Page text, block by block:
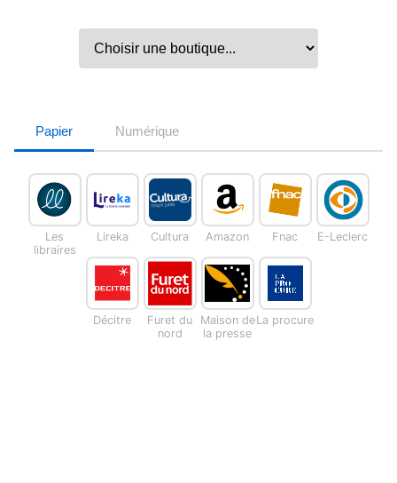
Papier Numérique
Les
libraires
Lireka Cultura Amazon Fnac E-Leclerc
Décitre
Furet du
nord
Maison de
la presse
La procure